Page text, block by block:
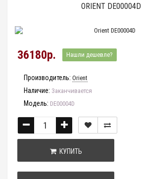
ORIENT DE00004D
36180р. Нашли дешевле?
Производитель: Orient
Наличие: Заканчивается
Модель: DE00004D
КУПИТЬ